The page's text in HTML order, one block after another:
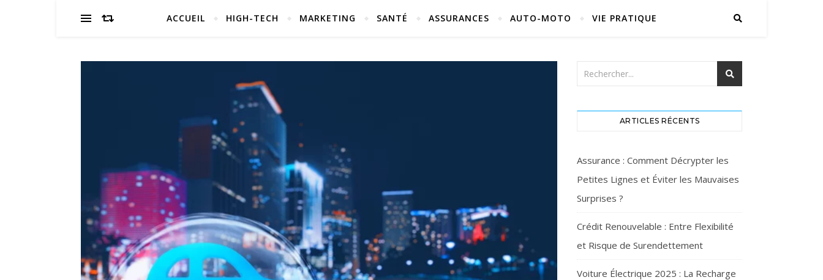
ACCUEIL HIGH-TECH MARKETING SANTÉ ASSURANCES AUTO-MOTO VIE PRATIQUE
ARTICLES RÉCENTS
Assurance : Comment Décrypter les
Petites Lignes et Éviter les Mauvaises
Surprises ?
Crédit Renouvelable : Entre Flexibilité
et Risque de Surendettement
Voiture Électrique 2025 : La Recharge